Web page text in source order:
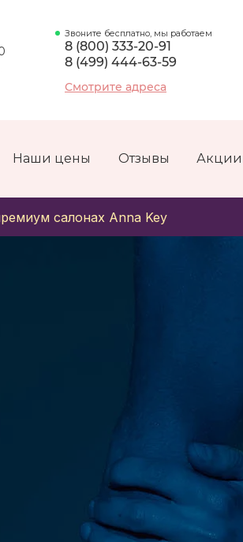
Звоните бесплатно, мы работаем
8 (800) 333-20-91
8 (499) 444-63-59
Смотрите адреса
Наши цены Отзывы Акции
салонах Anna Key